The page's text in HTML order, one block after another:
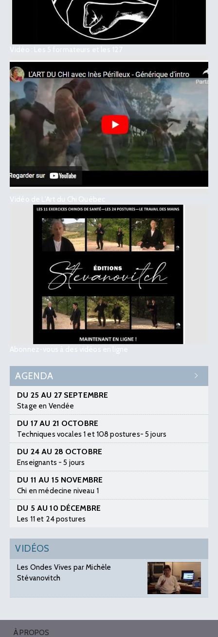
Vidéo : Les 5 formateurs et les 127
Vidéo de L’Art du Chi Québec
Abonnez-vous à des vidéos en ligne
AGENDA
DU 25 AU 27 SEPTEMBRE
Stage en Vendée
DU 17 AU 21 OCTOBRE
Techniques vocales 1 et 108 postures- 5 jours
DU 24 AU 28 OCTOBRE
Enseignants - 5 jours
DU 11 AU 15 NOVEMBRE
Chi en médecine niveau 1
DU 5 AU 10 DÉCEMBRE
Les 11 et 24 postures
VIDÉOS
Les Ondes Vives par Michèle
Stévanovitch
À PROPOS